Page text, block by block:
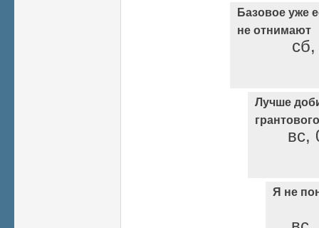
Базовое уже
не отнимают
Лучше
грантового
вс,
Я не